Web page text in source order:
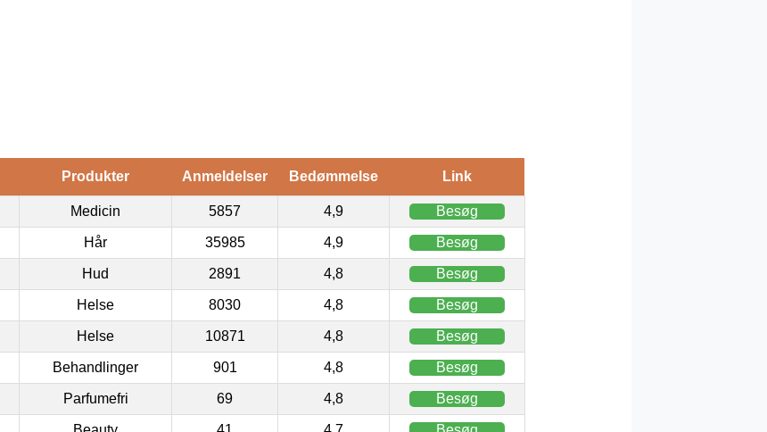
Produkter Anmeldelser Bedømmelse Link
Medicin 5857 4,9 Besøg
Hår 35985 4,9 Besøg
Hud 2891 4,8 Besøg
Helse 8030 4,8 Besøg
Helse 10871 4,8 Besøg
Behandlinger 901 4,8 Besøg
Parfumefri 69 4,8 Besøg